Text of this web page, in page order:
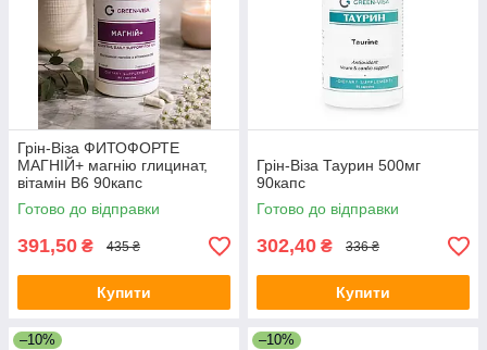
Грін-Віза ФИТОФОРТЕ
МАГНІЙ+ магнію глицинат,
вітамін В6 90капс
Готово до відправки
391,50 ₴ 435 ₴
Купити
Грін-Віза Таурин 500мг
90капс
Готово до відправки
302,40 ₴ 336 ₴
Купити
–10% –10%